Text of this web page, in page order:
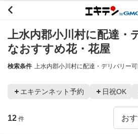
上水内郡小川村に配達・
なおすすめ花・花屋
検索条件 上水内郡小川村に配達・デリバリー
エキテンネット予約 日祝OK
12 件